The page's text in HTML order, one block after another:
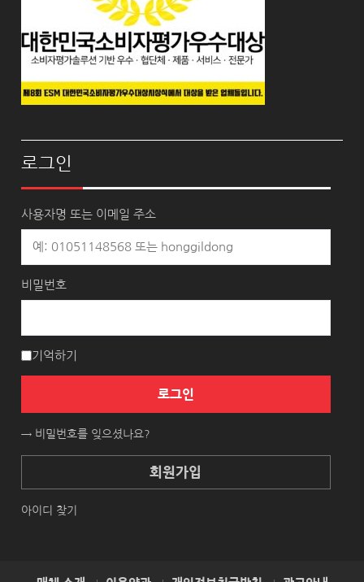
로그인
사용자명 또는 이메일 주소
비밀번호
기억하기
로그인
→ 비밀번호를 잊으셨나요?
회원가입
아이디 찾기